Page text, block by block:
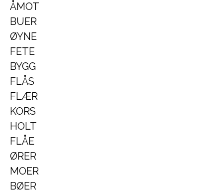
ÅMOT
BUER
ØYNE
FETE
BYGG
FLÅS
FLÆR
KORS
HOLT
FLÅE
ØRER
MOER
BØER